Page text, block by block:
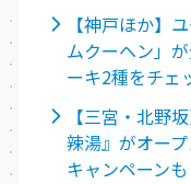
【神戸ほか】
ムクーヘン」
ーキ2種をチェ
【三宮・北野
辣湯』がオー
キャンペーンも